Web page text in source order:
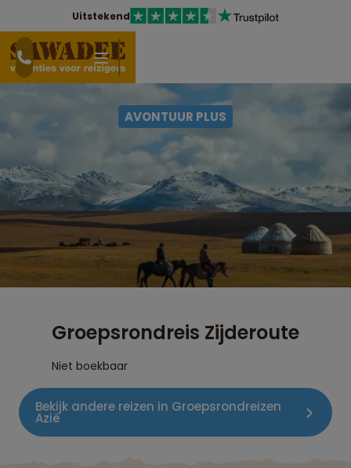
Uitstekend
AVONTUUR PLUS
Groepsrondreis Zijderoute
Niet boekbaar
Bekijk andere reizen in Groepsrondreizen
Azië